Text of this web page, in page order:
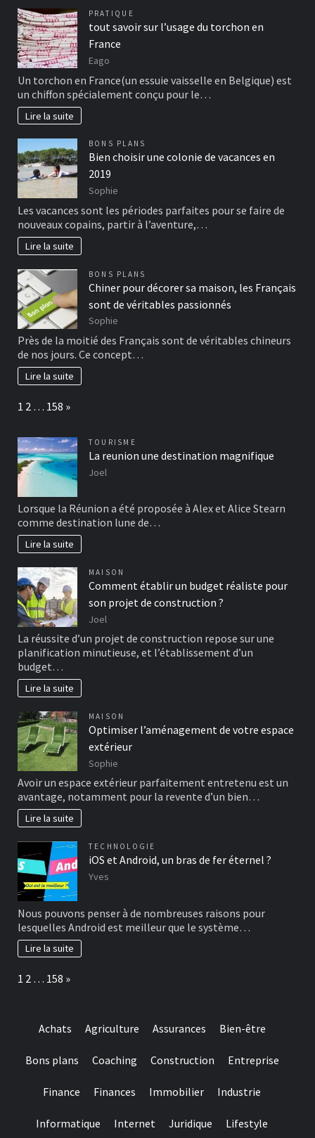
PRATIQUE
tout savoir sur l’usage du torchon en
France
Eago
Un torchon en France(un essuie vaisselle en Belgique) est
un chiffon spécialement conçu pour le…
Lire la suite
BONS PLANS
Bien choisir une colonie de vacances en
2019
Sophie
Les vacances sont les périodes parfaites pour se faire de
nouveaux copains, partir à l’aventure,…
Lire la suite
BONS PLANS
Chiner pour décorer sa maison, les Français
sont de véritables passionnés
Sophie
Près de la moitié des Français sont de véritables chineurs
de nos jours. Ce concept…
Lire la suite
Page:
1 2 … 158 Next
»
TOURISME
La reunion une destination magnifique
Joel
Lorsque la Réunion a été proposée à Alex et Alice Stearn
comme destination lune de…
Lire la suite
MAISON
Comment établir un budget réaliste pour
son projet de construction ?
Joel
La réussite d’un projet de construction repose sur une
planification minutieuse, et l’établissement d’un
budget…
Lire la suite
MAISON
Optimiser l’aménagement de votre espace
extérieur
Sophie
Avoir un espace extérieur parfaitement entretenu est un
avantage, notamment pour la revente d’un bien…
Lire la suite
TECHNOLOGIE
iOS et Android, un bras de fer éternel ?
Yves
Nous pouvons penser à de nombreuses raisons pour
lesquelles Android est meilleur que le système…
Lire la suite
Page:
1 2 … 158 Next
»
Achats Agriculture Assurances Bien-être
Bons plans Coaching Construction Entreprise
Finance Finances Immobilier Industrie
Informatique Internet Juridique Lifestyle